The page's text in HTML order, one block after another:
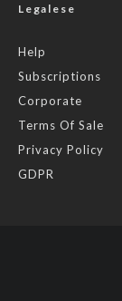
Legalese
Help
Subscriptions
Corporate
Terms Of Sale
Privacy Policy
GDPR